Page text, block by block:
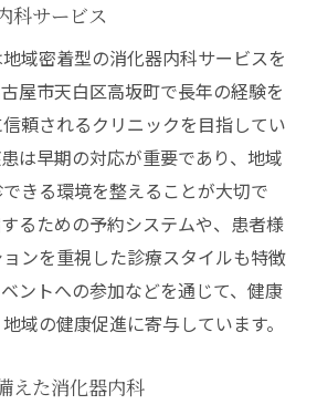
らのアクセス
周辺の環境と利便性
時間の案内
医が語るばんのクリニックの治
る診療の質
ニックの治療哲学
添う医療提供
とその特徴
とフォローアップ
科サービス
域密着型の消化器内科サービスを
屋市天白区高坂町で長年の経験を
頼されるクリニックを目指してい
は早期の対応が重要であり、地域
きる環境を整えることが大切で
るための予約システムや、患者様
ンを重視した診療スタイルも特徴
ントへの参加などを通じて、健康
域の健康促進に寄与しています。
えた消化器内科